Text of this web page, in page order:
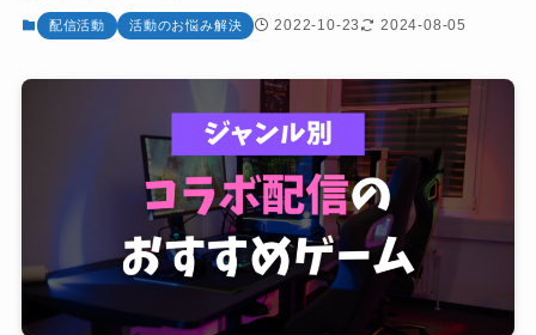
配信活動 活動のお悩み解決 2022-10-23 2024-08-05